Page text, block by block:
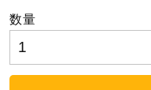
数量